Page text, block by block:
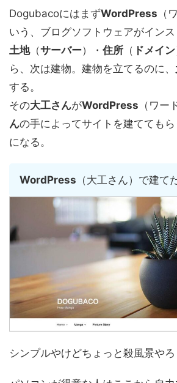
DogubacoにはまずWordPress （
いう、ブログソフトウェアがインス
土地（サーバー）・ 住所 （ ドメイン
ら、次は建物。建物を立てるのに、
する。
その大工さんがWordPress （ワー
んの手によってサイトを建てても
になる。
WordPress （大工さん）で建て
シンプルやけどちょっと殺風景やろ